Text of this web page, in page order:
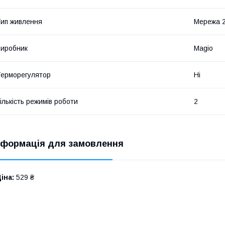
живлення Мережа
Magio
Ні
режимів роботи 2
для замовлення
529 ₴